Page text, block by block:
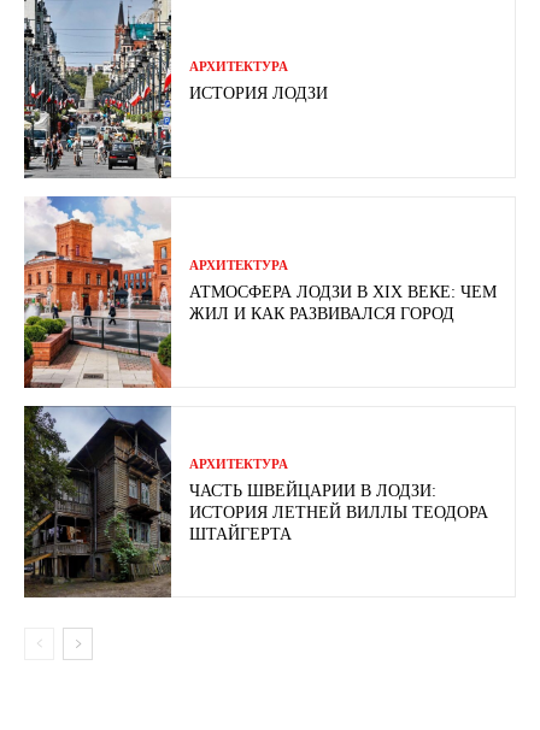
АРХИТЕКТУРА
ИСТОРИЯ ЛОДЗИ
АРХИТЕКТУРА
АТМОСФЕРА ЛОДЗИ В XIX ВЕКЕ: ЧЕМ
ЖИЛ И КАК РАЗВИВАЛСЯ ГОРОД
АРХИТЕКТУРА
ЧАСТЬ ШВЕЙЦАРИИ В ЛОДЗИ:
ИСТОРИЯ ЛЕТНЕЙ ВИЛЛЫ ТЕОДОРА
ШТАЙГЕРТА